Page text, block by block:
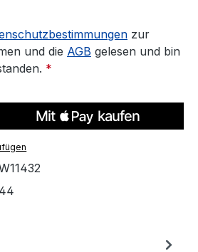
zur
und die AGB gelesen und bin
*